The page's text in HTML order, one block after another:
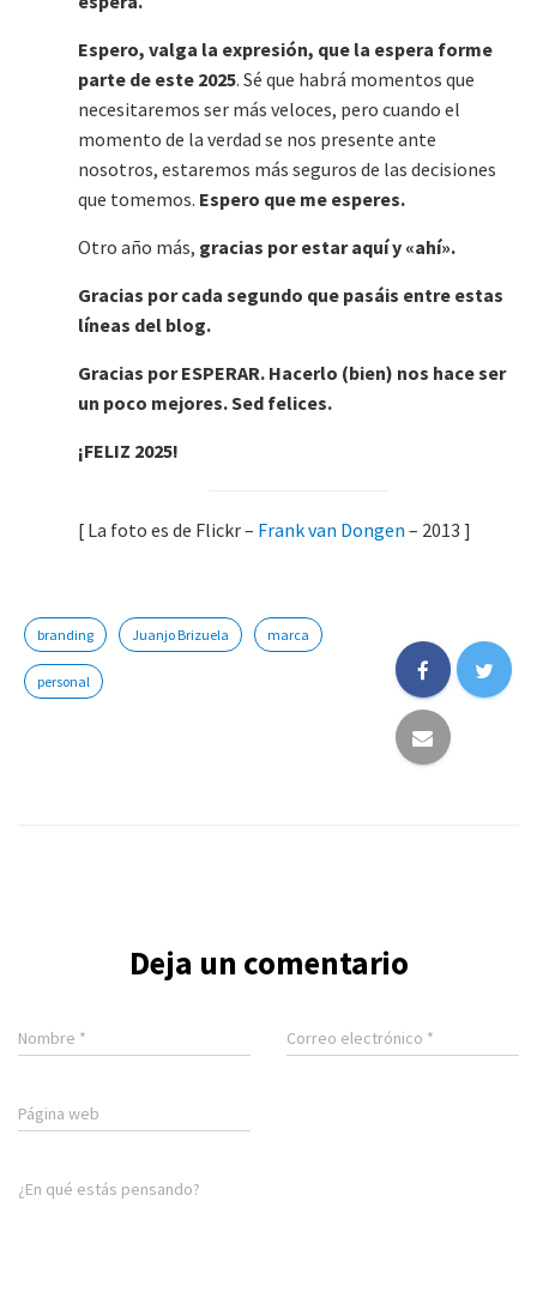
Espero, valga la expresión, que la espera forme
parte de este 2025. Sé que habrá momentos que
necesitaremos ser más veloces, pero cuando el
momento de la verdad se nos presente ante
nosotros, estaremos más seguros de las decisiones
que tomemos. Espero que me esperes.
Otro año más, gracias por estar aquí y «ahí».
Gracias por cada segundo que pasáis entre estas
líneas del blog.
Gracias por ESPERAR. Hacerlo (bien) nos hace ser
un poco mejores. Sed felices.
¡FELIZ 2025!
[ La foto es de Flickr – Frank van Dongen – 2013 ]
branding Juanjo Brizuela marca
personal
Deja un comentario
Nombre * Correo electrónico *
Página web
¿En qué estás pensando?